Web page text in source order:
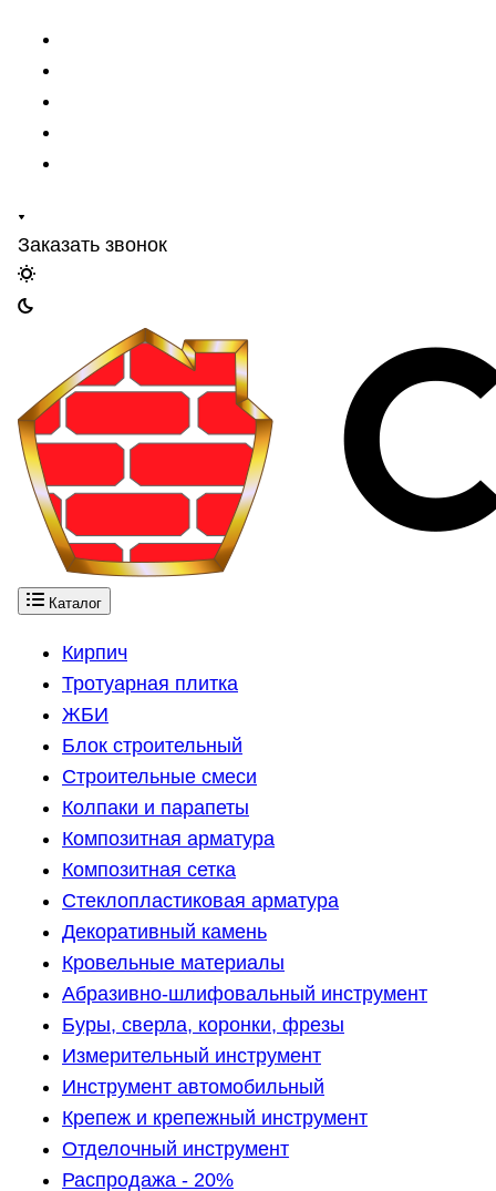
Заказать звонок
Каталог
Кирпич
Тротуарная плитка
ЖБИ
Блок строительный
Строительные смеси
Колпаки и парапеты
Композитная арматура
Композитная сетка
Стеклопластиковая арматура
Декоративный камень
Кровельные материалы
Абразивно-шлифовальный инструмент
Буры, сверла, коронки, фрезы
Измерительный инструмент
Инструмент автомобильный
Крепеж и крепежный инструмент
Отделочный инструмент
Распродажа - 20%